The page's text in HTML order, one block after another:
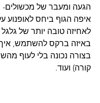
הגעה ומעבר של מכשולים-
איפה הגוף ביחס לאופנוע
לאחיזה טובה יותר של גלגל
באיזה ברקס להשתמש, איך
בצורה נכונה בלי לעוף
קורה) ועוד.